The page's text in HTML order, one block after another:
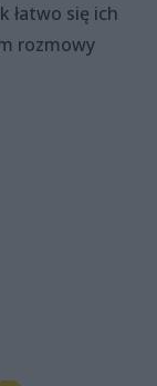
łatwo się ich
rozmowy